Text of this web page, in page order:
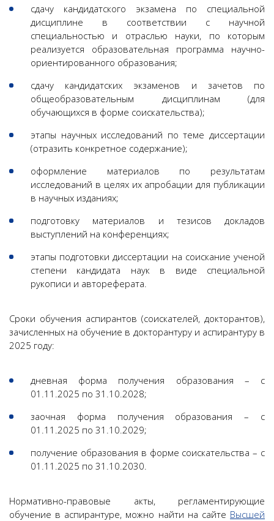
сдачу кандидатского экзамена по специальной
дисциплине в соответствии с научной
специальностью и отраслью науки, по которым
реализуется образовательная программа научно-
ориентированного образования;
сдачу кандидатских экзаменов и зачетов по
общеобразовательным дисциплинам (для
обучающихся в форме соискательства);
этапы научных исследований по теме диссертации
(отразить конкретное содержание);
оформление материалов по результатам
исследований в целях их апробации для публикации
в научных изданиях;
подготовку материалов и тезисов докладов
выступлений на конференциях;
этапы подготовки диссертации на соискание ученой
степени кандидата наук в виде специальной
рукописи и автореферата.
Сроки обучения аспирантов (соискателей, докторантов),
зачисленных на обучение в докторантуру и аспирантуру в
2025 году:
дневная форма получения образования – с
01.11.2025 по 31.10.2028;
заочная форма получения образования – с
01.11.2025 по 31.10.2029;
получение образования в форме соискательства – с
01.11.2025 по 31.10.2030.
Нормативно-правовые акты, регламентирующие
обучение в аспирантуре, можно найти на сайте Высшей